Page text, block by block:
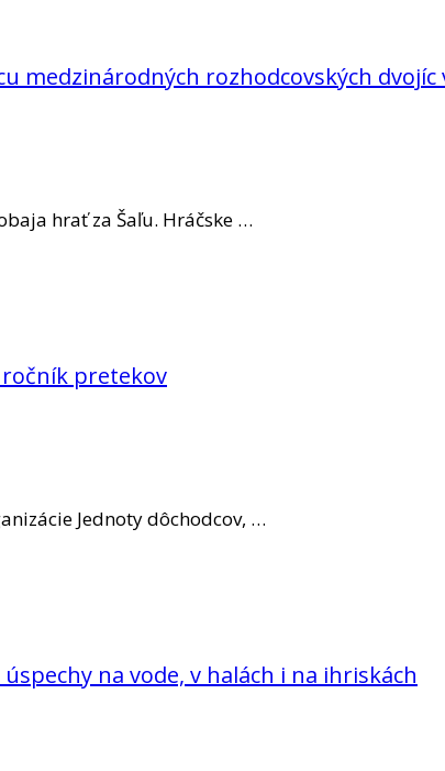
medzinárodných rozhodcovských dvojíc
hrať za Šaľu. Hráčske …
ročník pretekov
Jednoty dôchodcov, …
na vode, v halách i na ihriskách